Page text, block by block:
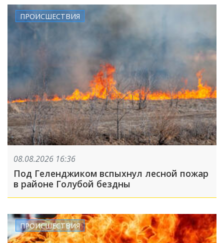
ПРОИСШЕСТВИЯ
08.08.2026 16:36
Под Геленджиком вспыхнул лесной пожар
в районе Голубой бездны
ПРОИСШЕСТВИЯ